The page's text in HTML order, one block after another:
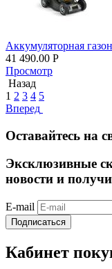
Аккумуляторная
41 490.00 Р
Просмотр
Назад
1 2 3 4 5
Вперед
Оставайтесь на
Эксклюзивные
новости и
E-mail
Подписаться
Кабинет